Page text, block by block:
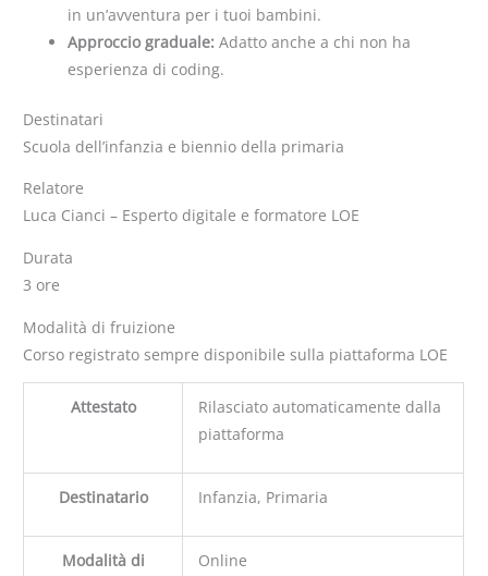
in un’avventura per i tuoi bambini.
Approccio graduale: Adatto anche a chi non ha
esperienza di coding.
Destinatari
Scuola dell’infanzia e biennio della primaria
Relatore
Luca Cianci – Esperto digitale e formatore LOE
Durata
3 ore
Modalità di fruizione
Corso registrato sempre disponibile sulla piattaforma LOE
Attestato
Rilasciato automaticamente dalla
piattaforma
Destinatario Infanzia, Primaria
Modalità di
Online